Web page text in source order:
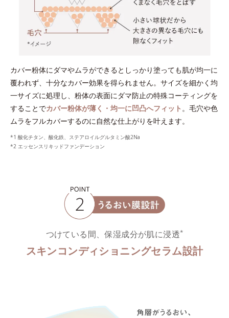
カバー粉体にダマやムラができるとしっかり塗っても肌が均一に
覆われず、十分なカバー効果を得られません。サイズを細かく均
一サイズに処理し、粉体の表面にダマ防止の特殊コーティングを
することでカバー粉体が薄く・均一に凹凸へフィット 。毛穴や色
ムラをフルカバーするのに自然な仕上がりを叶えます。
*1 酸化チタン、酸化鉄、ステアロイルグルタミン酸2Na
*2 エッセンスリキッドファンデーション
つけている間、保湿成分が肌に浸透*
スキンコンディショニングセラム設計